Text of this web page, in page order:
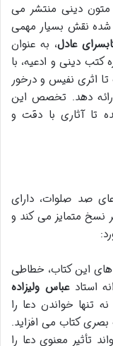
دینی منتشر می
شده نقش بسیار مهمی
عادل، به عنوان
کتب دینی و ادعیه، با
اثری نفیس و درخور
دهد. تخصص این
تا آثاری با دقت و
صد صلوات، دارای
نسخ متمایز می کند و
های این کتاب، خطاطی
استادعباس ولیزاده
خواندن دعا را
کتاب می افزاید.
تأثیر معنوی دعا را